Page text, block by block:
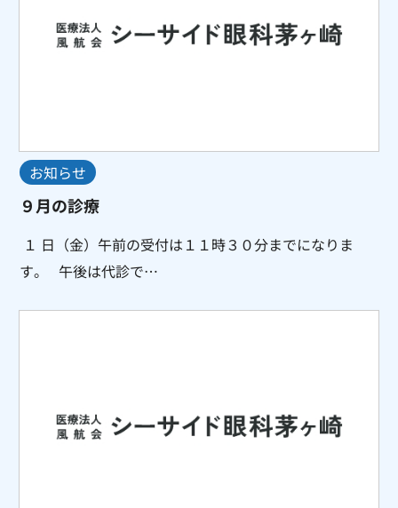
お知らせ
９月の診療
１ 日（金）午前の受付は１１時３０分までになりま
す。 午後は代診で…